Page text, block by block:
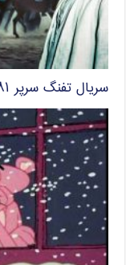
سریال تفنگ سرپر ۱۳۸۱